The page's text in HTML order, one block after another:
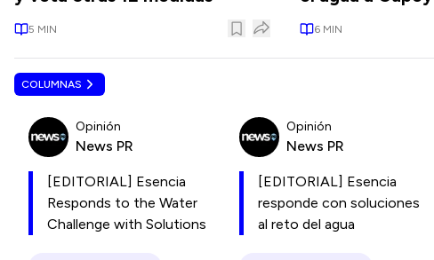
5 MIN 6 MIN
COLUMNAS
Opinión
News PR
[EDITORIAL] Esencia
Responds to the Water
Challenge with Solutions
Opinión
News PR
[EDITORIAL] Esencia
responde con soluciones
al reto del agua